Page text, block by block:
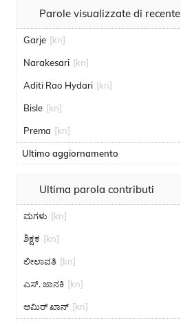
Parole visualizzate di recente
Garje [kn]
Narakesari [kn]
Aditi Rao Hydari [kn]
Bisle [kn]
Prema [kn]
Ultimo aggiornamento
Ultima parola contributi
ಮಗಳು [kn]
ಶಿಕ್ಷಕ [kn]
ಲೀಲಾವತಿ [kn]
ಎಸ್. ಜಾನಕಿ [kn]
ಆಮಿರ್ ಖಾನ್ [kn]